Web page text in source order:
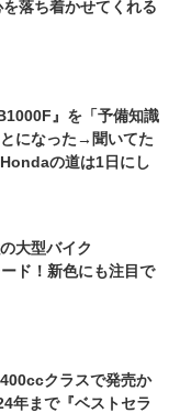
落ち着かせてくれる
』を「予備知識
になった→聞いてた
の道は1日にし
印象 編】
大型バイク
ド！新色にも注目で
クラスで発売か
年まで『ベストセラ